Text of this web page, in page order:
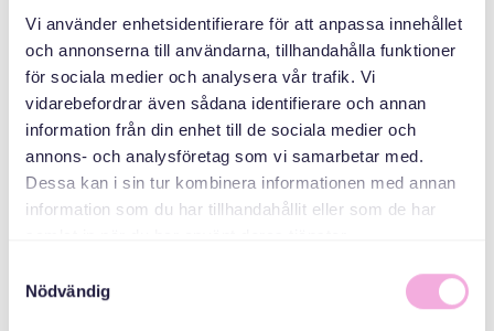
Vi använder enhetsidentifierare för att anpassa innehållet
och annonserna till användarna, tillhandahålla funktioner
för sociala medier och analysera vår trafik. Vi
vidarebefordrar även sådana identifierare och annan
information från din enhet till de sociala medier och
annons- och analysföretag som vi samarbetar med.
Dessa kan i sin tur kombinera informationen med annan
information som du har tillhandahållit eller som de har
Nödvändig
Svenska med baby
bokningen@svenskamedbaby.se